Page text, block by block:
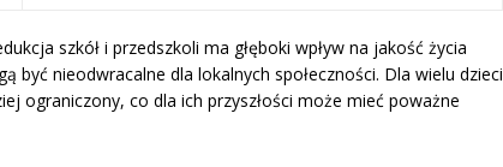
szkół i przedszkoli ma głęboki wpływ na jakość życia
być nieodwracalne dla lokalnych społeczności. Dla wielu dzieci
ograniczony, co dla ich przyszłości może mieć poważne